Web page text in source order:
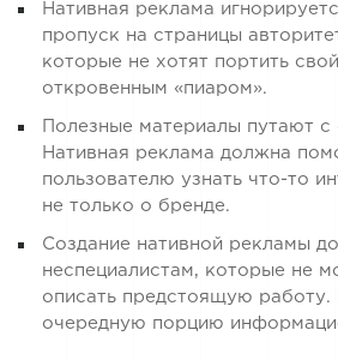
Нативная реклама
пропуск на страницы
которые не хотят портить
откровенным «пиаром».
Полезные материалы путают с
Нативная реклама должна
пользователю узнать что-то
не только о бренде.
Создание нативной рекламы
неспециалистам, которые не
описать предстоящую работу.
очередную порцию